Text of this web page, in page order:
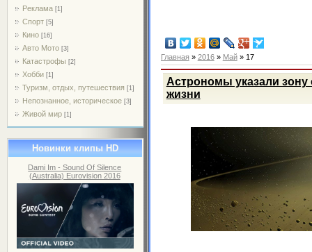
Реклама [1]
Спорт [5]
Кино [16]
Авто Мото [3]
Катастрофы [2]
Хобби [1]
Туризм, отдых, путешествия [1]
Непознанное, историческое [3]
Живой мир [1]
Новинки клипы HD
Dami Im - Sound Of Silence
(Australia) Eurovision 2016
Главная » 2016 » Май » 17
Астрономы указали
жизни